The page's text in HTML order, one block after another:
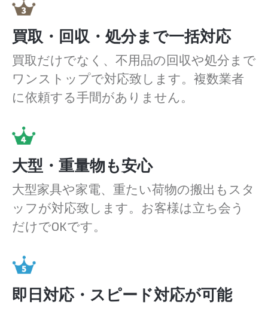
買取・回収・処分まで一括対応
買取だけでなく、不用品の回収や処分まで
ワンストップで対応致します。複数業者
に依頼する手間がありません。
大型・重量物も安心
大型家具や家電、重たい荷物の搬出もスタ
ッフが対応致します。お客様は立ち会う
だけでOKです。
即日対応・スピード対応が可能